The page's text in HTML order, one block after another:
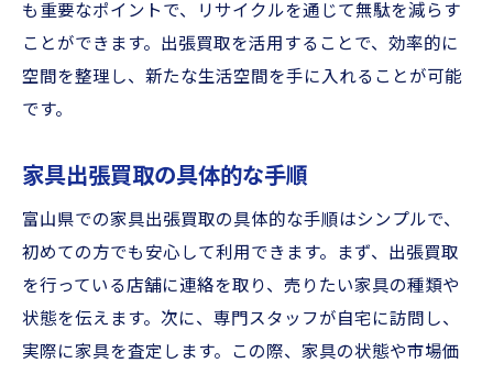
も重要なポイントで、リサイクルを通じて無駄を減らす
ことができます。出張買取を活用することで、効率的に
空間を整理し、新たな生活空間を手に入れることが可能
です。
家具出張買取の具体的な手順
富山県での家具出張買取の具体的な手順はシンプルで、
初めての方でも安心して利用できます。まず、出張買取
を行っている店舗に連絡を取り、売りたい家具の種類や
状態を伝えます。次に、専門スタッフが自宅に訪問し、
実際に家具を査定します。この際、家具の状態や市場価